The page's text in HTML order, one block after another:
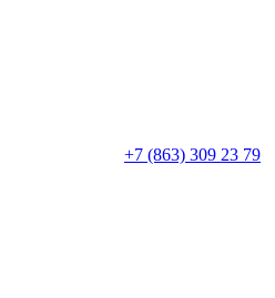
+7 (863) 309 23 79